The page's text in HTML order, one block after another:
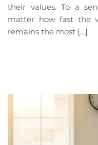
their values. To a
matter how fast the
remains the most […]